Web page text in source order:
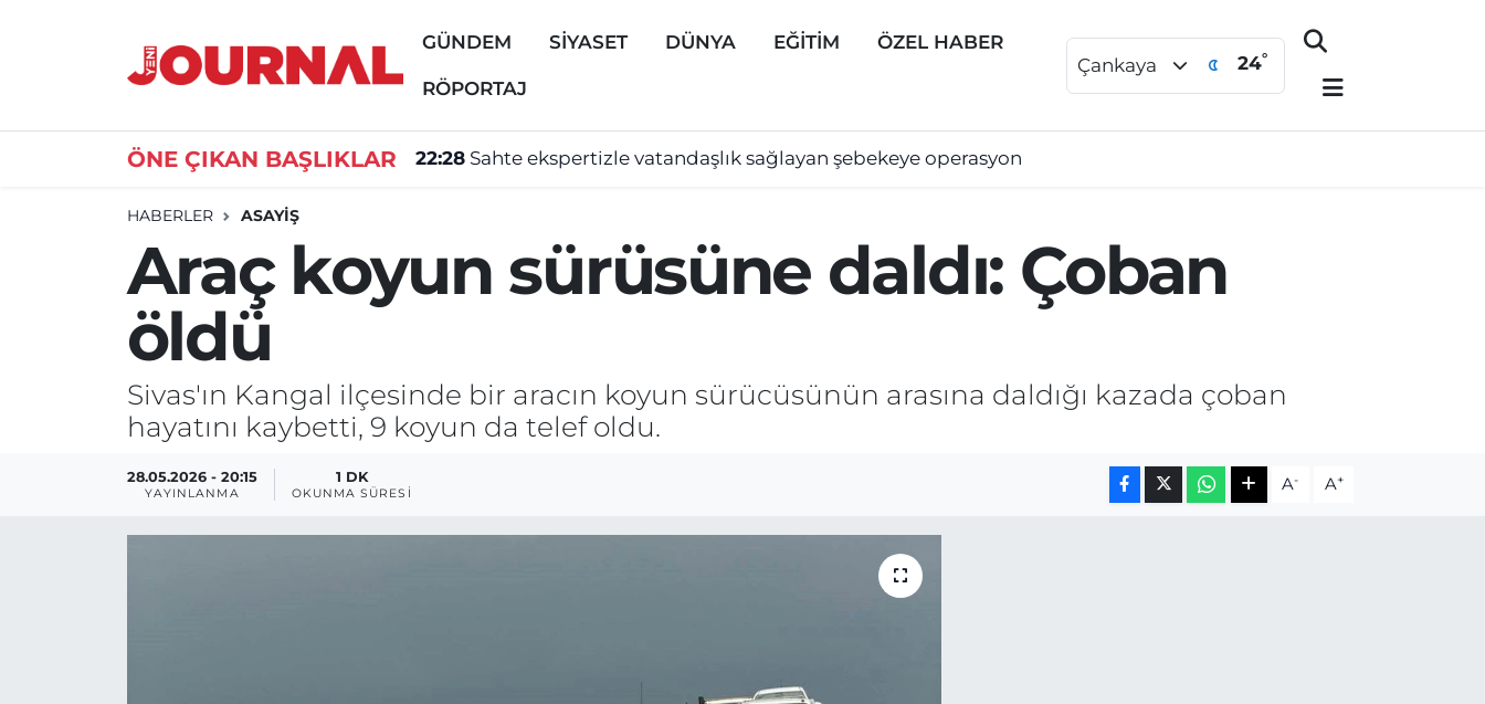
GÜNDEM SİYASET DÜNYA EĞİTİM ÖZEL HABER
RÖPORTAJ
Çankaya 24°
ÖNE ÇIKAN BAŞLIKLAR 22:28 Sahte ekspertizle vatandaşlık sağlayan şebekeye operasyon
HABERLER ASAYİŞ
Araç koyun sürüsüne daldı: Çoban
öldü
Sivas'ın Kangal ilçesinde bir aracın koyun sürücüsünün arasına daldığı kazada çoban
hayatını kaybetti, 9 koyun da telef oldu.
28.05.2026 - 20:15
YAYINLANMA
1 DK
OKUNMA SÜRESI A- A+
GÜNDEM
ÖZEL HABER
Nöbetçi Eczaneler
Süper Lig Puan Durumu ve Fikstür
Tüm Manşetler
Son Dakika Haberleri
Haber Arşivi